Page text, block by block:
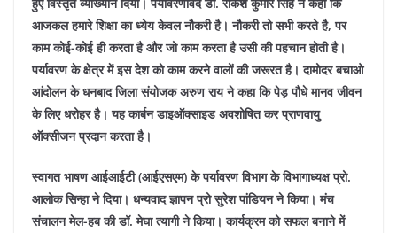
आजकल हमारे शिक्षा का ध्येय केवल नौकरी है। नौकरी तो सभी करते है, पर
काम कोई-कोई ही करता है और जो काम करता है उसी की पहचान होती है।
पर्यावरण के क्षेत्र में इस देश को काम करने वालों की जरूरत है।दामोदर बचाओ
आंदोलन के धनबाद जिला संयोजक अरुण राय ने कहा कि पेड़ पौधे मानव जीवन
के लिए धरोहर है। यह कार्बन डाइऑक्साइड अवशोषित कर प्राणवायु
ऑक्सीजन प्रदान करता है।
स्वागत भाषण आईआईटी (आईएसएम) के पर्यावरण विभाग के विभागाध्यक्ष प्रो.
आलोक सिन्हा ने दिया। धन्यवाद ज्ञापन प्रो सुरेश पांडियन ने किया। मंच
संचालन मेल-हब की डॉ. मेघा त्यागी ने किया। कार्यक्रम को सफल बनाने में